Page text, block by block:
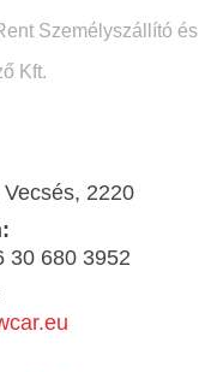
Személyszállító és
Kft.
2220
30 680 3952